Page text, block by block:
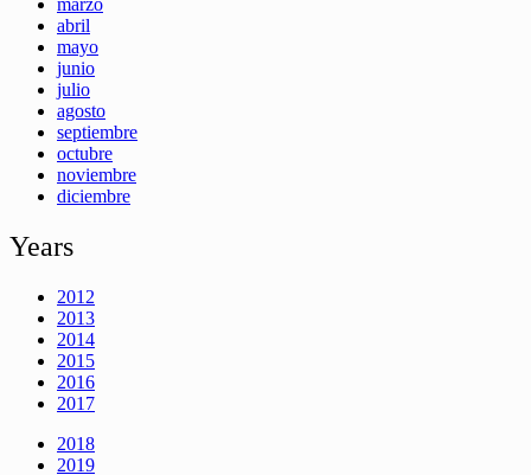
abril
mayo
junio
julio
agosto
septiembre
octubre
noviembre
diciembre
Years
2012
2013
2014
2015
2016
2017
2018
2019